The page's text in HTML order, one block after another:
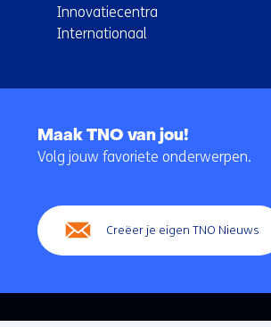
Innovatiecentra
Internationaal
navigatie
Maak TNO van jou!
Volg jouw favoriete onderwerpen.
Creëer je eigen TNO Nieuws